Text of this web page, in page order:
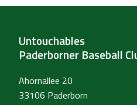
Untouchables
Paderborner Baseball
Ahornallee 20
33106 Paderborn